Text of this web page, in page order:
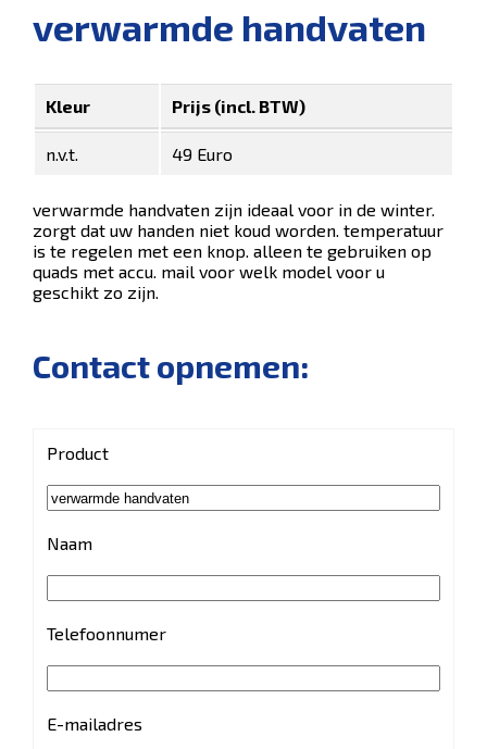
verwarmde handvaten
Kleur Prijs (incl. BTW)
n.v.t. 49 Euro
verwarmde handvaten zijn ideaal voor in de winter.
zorgt dat uw handen niet koud worden. temperatuur
is te regelen met een knop. alleen te gebruiken op
quads met accu. mail voor welk model voor u
geschikt zo zijn.
Contact opnemen:
Product
Naam
Telefoonnumer
E-mailadres